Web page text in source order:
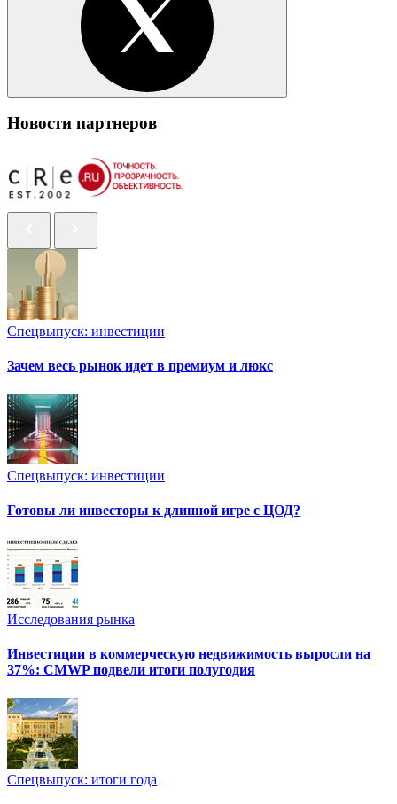
Новости партнеров
Спецвыпуск: инвестиции
Зачем весь рынок идет в премиум и люкс
Спецвыпуск: инвестиции
Готовы ли инвесторы к длинной игре с ЦОД?
Исследования рынка
Инвестиции в коммерческую недвижимость выросли на
37%: CMWP подвели итоги полугодия
Спецвыпуск: итоги года